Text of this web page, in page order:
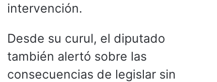
intervención.
Desde su curul, el diputado
también alertó sobre las
consecuencias de legislar sin